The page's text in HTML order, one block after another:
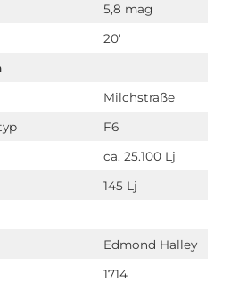
5,8 mag
20′
Milchstraße
F6
ca. 25.100 Lj
145 Lj
Edmond Halley
1714